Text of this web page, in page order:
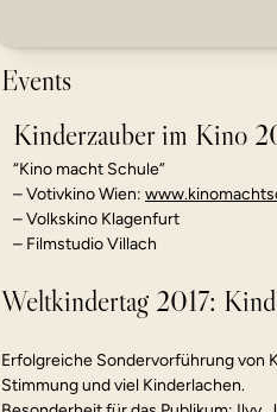
Events
Kinderzauber im Kino
“Kino macht Schule”
– Votivkino Wien:
– Volkskino Klagenfurt
– Filmstudio Villach
Weltkindertag 2017:
Erfolgreiche Sondervorführung von
Stimmung und viel Kinderlachen.